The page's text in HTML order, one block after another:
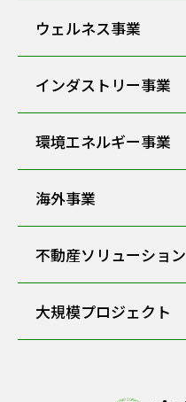
ウェルネス事業
インダストリー事業
環境エネルギー事業
海外事業
不動産ソリューション
大規模プロジェクト